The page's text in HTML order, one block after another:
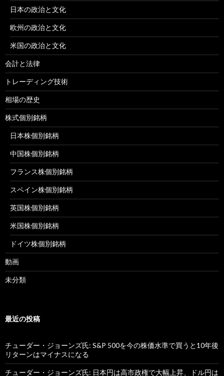
日本の政治と文化
欧州の政治と文化
米国の政治と文化
会計と法律
トレーディング技術
相場の歴史
株式個別銘柄
日本株個別銘柄
中国株個別銘柄
フランス株個別銘柄
スペイン株個別銘柄
英国株個別銘柄
米国株個別銘柄
ドイツ株個別銘柄
動画
未分類
最近の投稿
チューダー・ジョーンズ氏: S&P 500を今の株価水準で買うと10年後
リターンはマイナスになる
チューダー・ジョーンズ氏: 日本円は高市政権で大幅上昇、ドル円は